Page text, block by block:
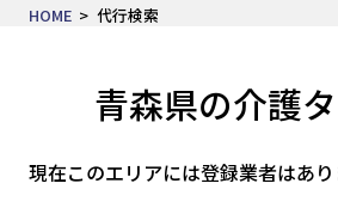
HOME 代行検索
青森県の介護
現在このエリアには登録業者はあり